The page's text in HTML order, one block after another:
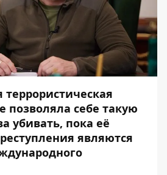
террористическая
позволяла себе такую
убивать, пока её
являются